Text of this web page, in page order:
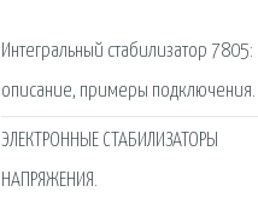
Интегральный стабилизатор 7805:
описание, примеры подключения.
ЭЛЕКТРОННЫЕ СТАБИЛИЗАТОРЫ
НАПРЯЖЕНИЯ.